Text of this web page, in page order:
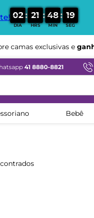
02
DIA
: 21
HRS
: 48
MIN
: 19
SEG
camas exclusivas e
41 8880-8821
Bebê